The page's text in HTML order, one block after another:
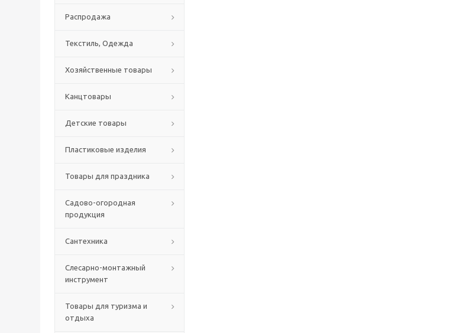
Распродажа
Текстиль, Одежда
Хозяйственные товары
Канцтовары
Детские товары
Пластиковые изделия
Товары для праздника
Садово-огородная
продукция
Сантехника
Слесарно-монтажный
инструмент
Товары для туризма и
отдыха